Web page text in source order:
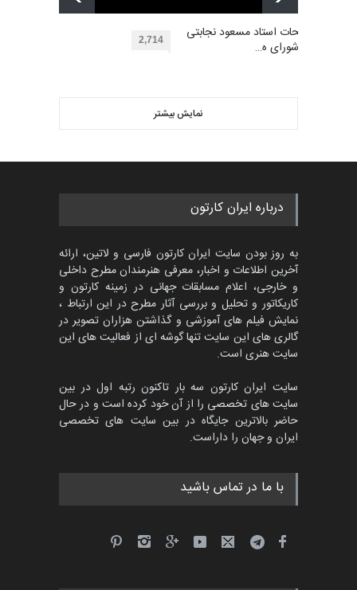
دوغان، ترکیه،…
مهلت
کاریکاتور «البغلی…
پنجمین مسابقۀ بین‌المللی
کارتون CARTUNION ، …
جشنواره بین‌المللی کارتون
مدارس پرتغال، ۲۰۲۷
مهلت 4 ماه دیگر
پنجمین مسابقۀ بین‌المللی
کارتون طنز «کلاه‌ای…
مهلت
بهترین آثار کارتون جهان بخش -
453
گالری حدود یک ماه قبل
توضیحات استاد مسعود نجابتی
عضو شورای ه… 2,714
نمایش بیشتر
درباره ایران کارتون
به روز بودن سایت ایران کارتون فارسی و لاتین، ارائه
آخرین اطلاعات و اخبار، معرفی هنرمندان مطرح داخلی
و خارجی، اعلام مسابقات جهانی در زمینه کارتون و
کاریکاتور و تحلیل و بررسی آثار مطرح در این ارتباط ،
نمایش فیلم های آموزشی و گذاشتن هزاران تصویر در
گالری های این سایت تنها گوشه ای از فعالیت های این
سایت هنری است.
سایت ایران کارتون سه بار تاکنون رتبه اول در بین
سایت های تخصصی را از آن خود کرده است و در حال
حاضر بالاترین جایگاه در بین سایت های تخصصی
ایران و جهان را داراست.
با ما در تماس باشید